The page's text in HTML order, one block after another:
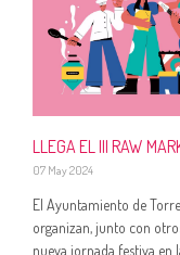
LLEGA EL III RAW
07 May 2024
El Ayuntamiento de
organizan, junto con
nueva jornada festiva